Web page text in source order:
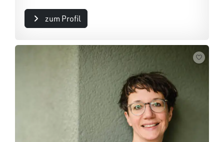
zum Profil